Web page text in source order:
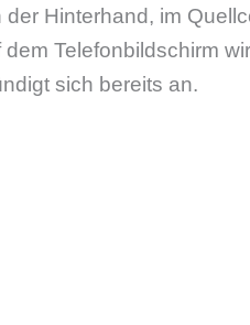
Hinterhand, im
Telefonbildschirm
sich bereits an.